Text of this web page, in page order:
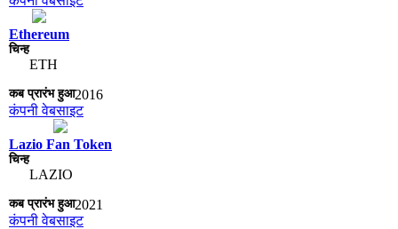
Ethereum
ETH
2016
कंपनी वेबसाइट
Lazio Fan Token
LAZIO
2021
कंपनी वेबसाइट